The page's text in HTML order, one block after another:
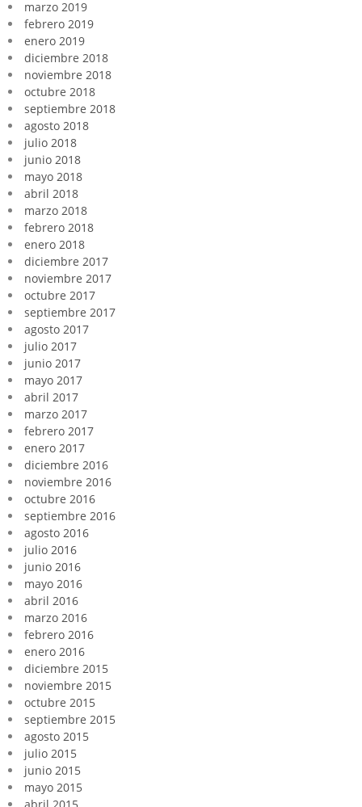
marzo 2019
febrero 2019
enero 2019
diciembre 2018
noviembre 2018
octubre 2018
septiembre 2018
agosto 2018
julio 2018
junio 2018
mayo 2018
abril 2018
marzo 2018
febrero 2018
enero 2018
diciembre 2017
noviembre 2017
octubre 2017
septiembre 2017
agosto 2017
julio 2017
junio 2017
mayo 2017
abril 2017
marzo 2017
febrero 2017
enero 2017
diciembre 2016
noviembre 2016
octubre 2016
septiembre 2016
agosto 2016
julio 2016
junio 2016
mayo 2016
abril 2016
marzo 2016
febrero 2016
enero 2016
diciembre 2015
noviembre 2015
octubre 2015
septiembre 2015
agosto 2015
julio 2015
junio 2015
mayo 2015